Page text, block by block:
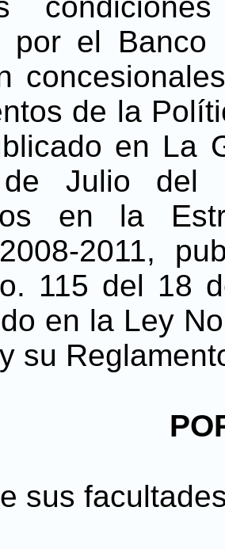
por el Banco
de la
en La
Julio del
en la
2011,
115 del 18
en la Ley
su
sus